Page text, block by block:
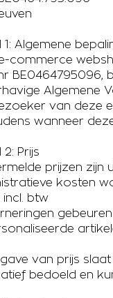
1: Algemene
e-commerce
BE0464795096,
Algemene
van deze
wanneer
2: Prijs
prijzen zijn
kosten
incl. btw
van prijs
bedoeld en